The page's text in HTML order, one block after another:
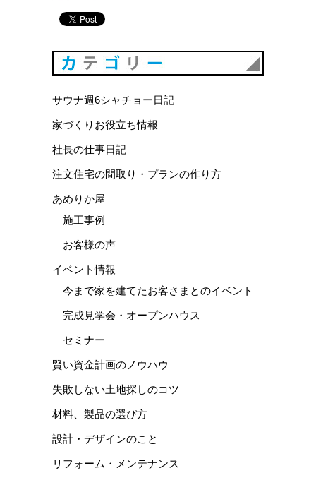
サウナ週6シャチョー日記
家づくりお役立ち情報
社長の仕事日記
注文住宅の間取り・プランの作り方
あめりか屋
施工事例
お客様の声
イベント情報
今まで家を建てたお客さまとのイベント
完成見学会・オープンハウス
セミナー
賢い資金計画のノウハウ
失敗しない土地探しのコツ
材料、製品の選び方
設計・デザインのこと
リフォーム・メンテナンス